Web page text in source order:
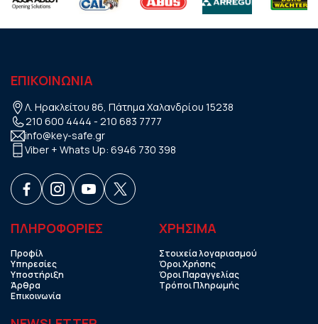
ΕΠΙΚΟΙΝΩΝΙΑ
Λ. Ηρακλείτου 86, Πάτημα Χαλανδρίου 15238
210 600 4444 - 210 683 7777
info@key-safe.gr
Viber + Whats Up: 6946 730 398
ΠΛΗΡΟΦΟΡΙΕΣ
Προφίλ
Υπηρεσίες
Υποστήριξη
Άρθρα
Επικοινωνία
ΧΡHΣΙΜΑ
Στοιχεία λογαριασμού
Όροι Χρήσης
Όροι Παραγγελίας
Τρόποι Πληρωμής